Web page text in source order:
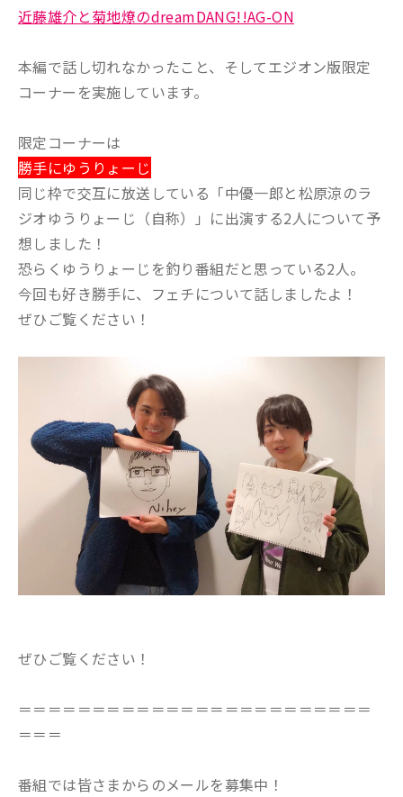
近藤雄介と菊地燎のdreamDANG!!AG-ON
本編で話し切れなかったこと、そしてエジオン版限定
コーナーを実施しています。
限定コーナーは
勝手にゆうりょーじ
同じ枠で交互に放送している「中優一郎と松原涼のラ
ジオゆうりょーじ（自称）」に出演する2人について予
想しました！
恐らくゆうりょーじを釣り番組だと思っている2人。
今回も好き勝手に、フェチについて話しましたよ！
ぜひご覧ください！
ぜひご覧ください！
＝＝＝＝＝＝＝＝＝＝＝＝＝＝＝＝＝＝＝＝＝＝＝＝
＝＝＝
番組では皆さまからのメールを募集中！